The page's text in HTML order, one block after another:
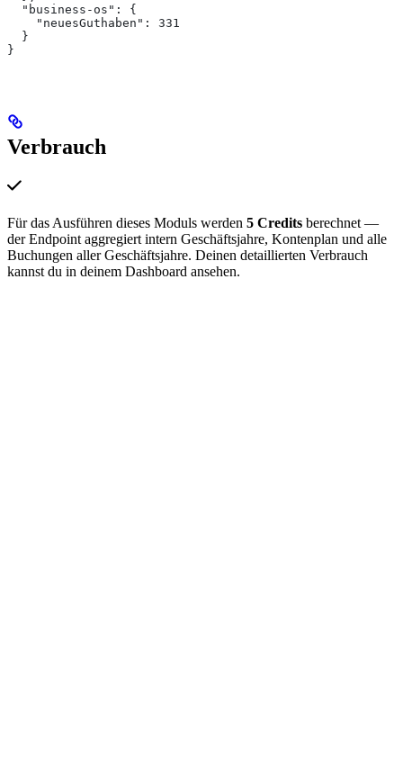
  "business-os": {
    "neuesGuthaben": 331
  }
}
Verbrauch
Für das Ausführen dieses Moduls werden 5 Credits berechnet —
der Endpoint aggregiert intern Geschäftsjahre, Kontenplan und alle
Buchungen aller Geschäftsjahre. Deinen detaillierten Verbrauch
kannst du in deinem Dashboard ansehen.